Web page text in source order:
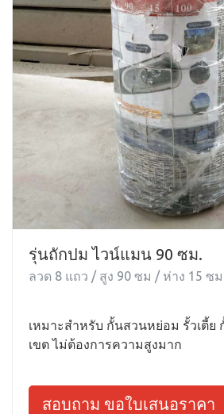
รุ่นถักปม ไวน์แมน 90 ซม.
ลวด 8 แถว / สูง 90 ซม / ห่าง 15 ซม
เหมาะสำหรับ กั้นสวนหย่อม รั้วเตี้ย
เขต ไม่ต้องการความสูงมาก
สอบถาม ขอใบเสนอราคา